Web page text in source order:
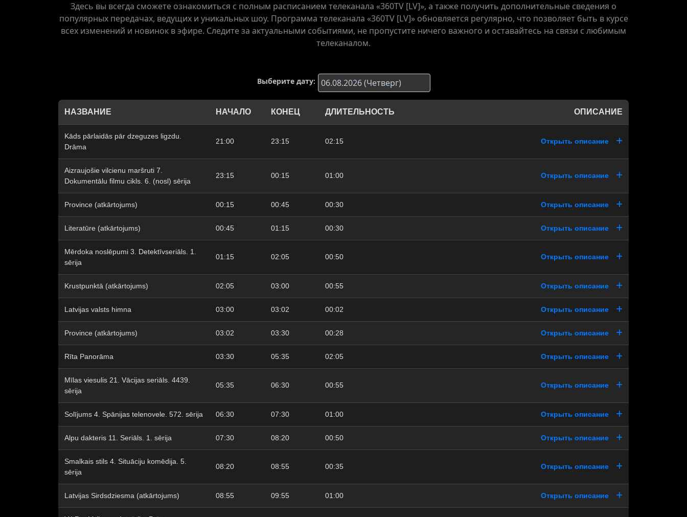
Здесь вы всегда сможете ознакомиться с полным расписанием телеканала «360TV [LV]», а также получить дополнительные сведения о
популярных передачах, ведущих и уникальных шоу. Программа телеканала «360TV [LV]» обновляется регулярно, что позволяет быть в курсе
всех изменений и новинок в эфире. Следите за актуальными событиями, не пропустите ничего важного и оставайтесь на связи с любимым
телеканалом.
Выберите дату:
НАЗВАНИЕ НАЧАЛО КОНЕЦ ДЛИТЕЛЬНОСТЬ ОПИСАНИЕ
Kāds pārlaidās pār dzeguzes ligzdu.
Drāma
21:00 23:15 02:15 Открыть описание
Aizraujošie vilcienu maršruti 7.
Dokumentālu filmu cikls. 6. (nosl) sērija
23:15 00:15 01:00 Открыть описание
Province (atkārtojums) 00:15 00:45 00:30 Открыть описание
Literatūre (atkārtojums) 00:45 01:15 00:30 Открыть описание
Mērdoka noslēpumi 3. Detektīvseriāls. 1.
sērija
01:15 02:05 00:50 Открыть описание
Krustpunktā (atkārtojums) 02:05 03:00 00:55 Открыть описание
Latvijas valsts himna 03:00 03:02 00:02 Открыть описание
Province (atkārtojums) 03:02 03:30 00:28 Открыть описание
Rīta Panorāma 03:30 05:35 02:05 Открыть описание
Mīlas viesulis 21. Vācijas seriāls. 4439.
sērija
05:35 06:30 00:55 Открыть описание
Solījums 4. Spānijas telenovele. 572. sērija 06:30 07:30 01:00 Открыть описание
Alpu dakteris 11. Seriāls. 1. sērija 07:30 08:20 00:50 Открыть описание
Smalkais stils 4. Situāciju komēdija. 5.
sērija
08:20 08:55 00:35 Открыть описание
Latvijas Sirdsdziesma (atkārtojums) 08:55 09:55 01:00 Открыть описание